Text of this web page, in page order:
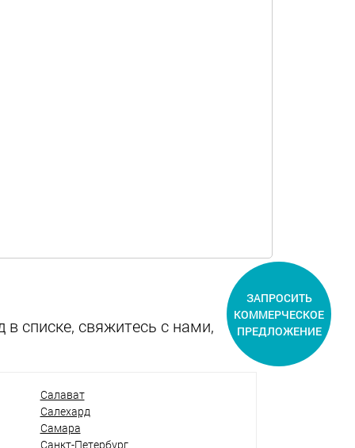
списке, свяжитесь с нами,
Салават
Салехард
Самара
Санкт-Петербург
ЗАПРОСИТЬ
КОММЕРЧЕСКОЕ
ПРЕДЛОЖЕНИЕ